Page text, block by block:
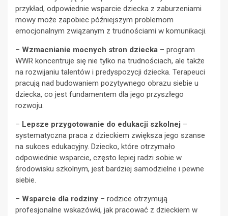
przykład, odpowiednie wsparcie dziecka z zaburzeniami
mowy może zapobiec późniejszym problemom
emocjonalnym związanym z trudnościami w komunikacji.
– Wzmacnianie mocnych stron dziecka – program
WWR koncentruje się nie tylko na trudnościach, ale także
na rozwijaniu talentów i predyspozycji dziecka. Terapeuci
pracują nad budowaniem pozytywnego obrazu siebie u
dziecka, co jest fundamentem dla jego przyszłego
rozwoju.
– Lepsze przygotowanie do edukacji szkolnej –
systematyczna praca z dzieckiem zwiększa jego szanse
na sukces edukacyjny. Dziecko, które otrzymało
odpowiednie wsparcie, często lepiej radzi sobie w
środowisku szkolnym, jest bardziej samodzielne i pewne
siebie.
– Wsparcie dla rodziny – rodzice otrzymują
profesjonalne wskazówki, jak pracować z dzieckiem w